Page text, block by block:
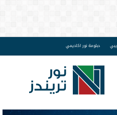
دبلومة نور اكاديمي